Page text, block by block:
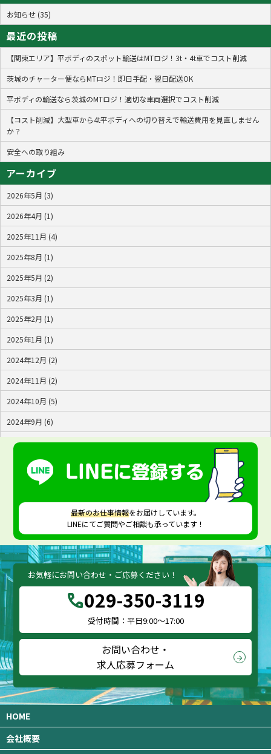
お知らせ (35)
最近の投稿
【関東エリア】平ボディのスポット輸送はMTロジ！3t・4t車でコスト削減
茨城のチャーター便ならMTロジ！即日手配・翌日配送OK
平ボディの輸送なら茨城のMTロジ！適切な車両選択でコスト削減
【コスト削減】大型車から4t平ボディへの切り替えで輸送費用を見直しません
か？
安全への取り組み
アーカイブ
2026年5月 (3)
2026年4月 (1)
2025年11月 (4)
2025年8月 (1)
2025年5月 (2)
2025年3月 (1)
2025年2月 (1)
2025年1月 (1)
2024年12月 (2)
2024年11月 (2)
2024年10月 (5)
2024年9月 (6)
2024年8月 (4)
2024年7月 (2)
最新のお仕事情報をお届けしています。
LINEにてご質問やご相談も承っています！
お気軽にお問い合わせ・ご応募ください！
call029-350-3119
受付時間：平日9:00～17:00
お問い合わせ・
求人応募フォーム
arrow_forward
HOME
会社概要